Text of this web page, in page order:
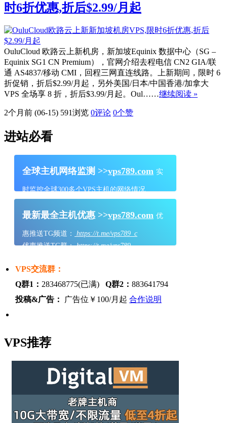
时6折优惠,折后$2.99/月起
OuluCloud 欧路云上新机房，新加坡Equinix 数据中心（SG –
Equinix SG1 CN Premium），官网介绍去程电信 CN2 GIA/联
通 AS4837/移动 CMI，回程三网直连线路。上新期间，限时 6
折促销，折后$2.99/月起，另外美国/日本/中国香港/加拿大
VPS 全场享 8 折，折后$3.99/月起。Oul……继续阅读 »
2个月前 (06-15) 591浏览 0评论 0个赞
进站必看
全球主机网络监测 >>vps789.com 实
时监控全球300多个VPS主机的网络情况
最新最全主机优惠 >>vps789.com 优
惠推送TG频道：
https://t.me/vps789_c
优惠推送TG群：https://t.me/vps789
VPS交流群：
Q群1： 283468775(已满) Q群2： 883641794
投稿&广告：
广告位￥100/月起 合作说明
VPS推荐